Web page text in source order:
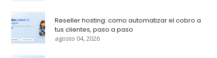
Reseller hosting: como automatizar el cobro a
tus clientes, paso a paso
agosto 04, 2026